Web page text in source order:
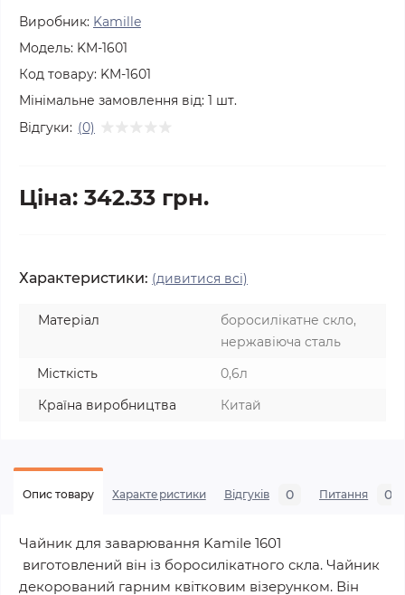
Виробник: Kamille
Модель: KM-1601
Код товару: KM-1601
Мінімальне замовлення від: 1 шт.
Відгуки: (0)
Ціна: 342.33 грн.
Характеристики: (дивитися всі)
Матеріал
боросилікатне скло,
нержавіюча сталь
Місткість
0,6л
Країна виробництва
Китай
Опис товару Характеристики Відгуків 0 Питання 0
Чайник для заварювання Kamile 1601
виготовлений він із боросилікатного скла. Чайник
декорований гарним квітковим візерунком. Він